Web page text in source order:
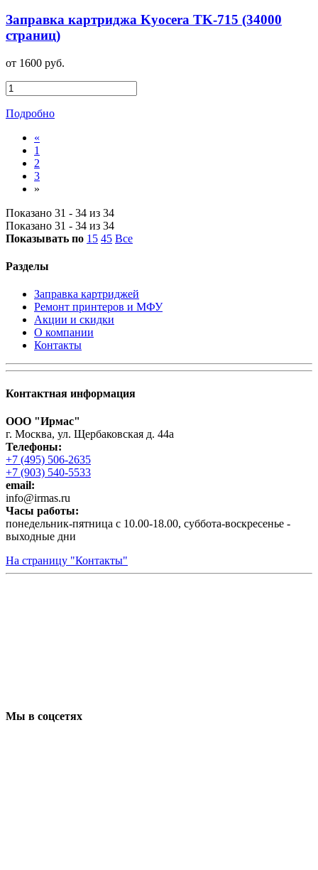
Заправка картриджа Kyocera TK-715 (34000
страниц)
от 1600 руб.
Подробно
«
1
2
3
»
Показано 31 - 34 из 34
Показано 31 - 34 из 34
Показывать по 15 45 Все
Разделы
Заправка картриджей
Ремонт принтеров и МФУ
Акции и скидки
О компании
Контакты
Контактная информация
ООО "Ирмас"
г. Москва, ул. Щербаковская д. 44а
Телефоны:
+7 (495) 506-2635
+7 (903) 540-5533
email:
infо@irmas.ru
Часы работы:
понедельник-пятница с 10.00-18.00, суббота-воскресенье -
выходные дни
На страницу "Контакты"
Мы в соцсетях